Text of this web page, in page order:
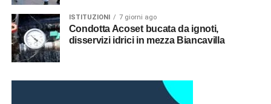
ISTITUZIONI 7 giorni ago
Condotta Acoset bucata da ignoti,
disservizi idrici in mezza Biancavilla